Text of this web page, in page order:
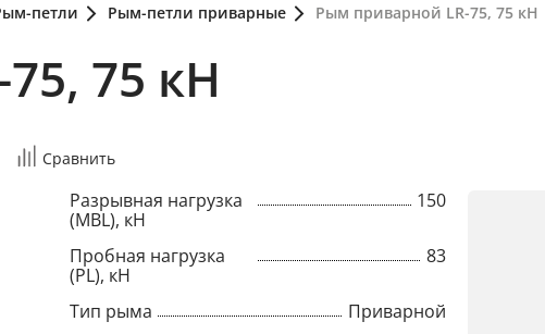
петли Рым-петли приварные Рым приварной LR-75, 75 кН
75 кН
Сравнить
Разрывная нагрузка
(MBL), кН
150
Пробная нагрузка
(PL), кН
83
Тип рыма
Приварной